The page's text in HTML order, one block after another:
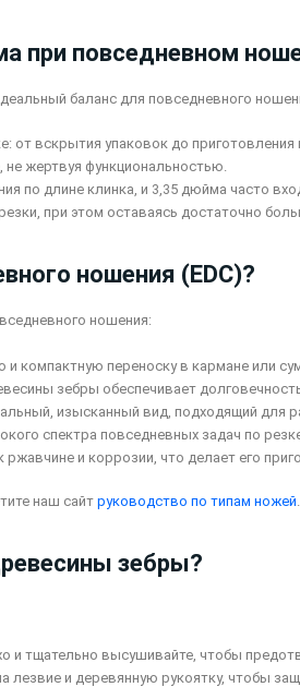
при повседневном
баланс для повседневного
от вскрытия упаковок до приготовления
не жертвуя функциональностью.
по длине клинка, и 3,35 дюйма часто
при этом оставаясь достаточно
ношения (EDC)?
ношения:
компактную переноску в кармане или
зебры обеспечивает
изысканный вид, подходящий для
спектра повседневных задач по
и коррозии, что делает его
наш сайт руководство по типам ножей.
зебры?
и тщательно высушивайте, чтобы
и деревянную рукоятку, чтобы